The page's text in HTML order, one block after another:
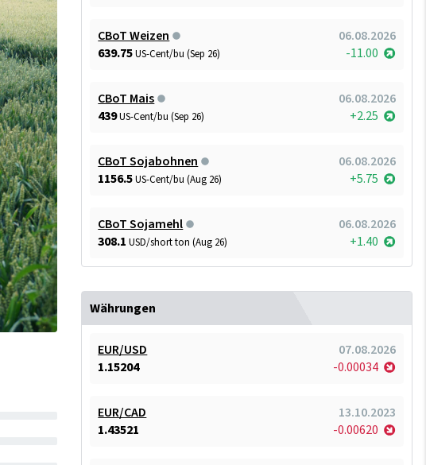
CBoT Weizen
06.08.2026
639.75US-Cent/bu (Sep 26) -11.00
CBoT Mais
06.08.2026
439US-Cent/bu (Sep 26) +2.25
CBoT Sojabohnen
06.08.2026
1156.5US-Cent/bu (Aug 26) +5.75
CBoT Sojamehl
06.08.2026
308.1 USD/short ton (Aug 26) +1.40
Währungen
EUR/USD
07.08.2026
1.15204
-0.00034
EUR/CAD
13.10.2023
1.43521
-0.00620